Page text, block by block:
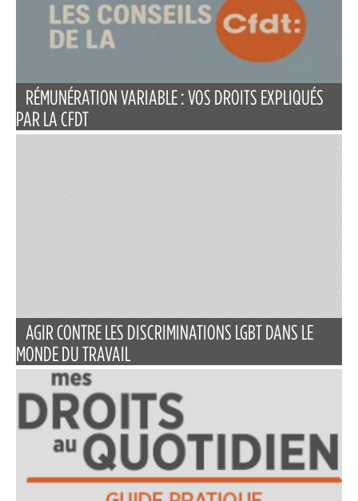
RÉMUNÉRATION VARIABLE : VOS DROITS EXPLIQUÉS
PAR LA CFDT
AGIR CONTRE LES DISCRIMINATIONS LGBT DANS LE
MONDE DU TRAVAIL